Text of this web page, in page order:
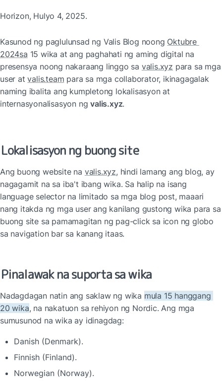
Horizon, Hulyo 4, 2025.
Kasunod ng paglulunsad ng Valis Blog noong Oktubre
2024sa 15 wika at ang paghahati ng aming digital na
presensya noong nakaraang linggo sa valis.xyz para sa mga
user at valis.team para sa mga collaborator, ikinagagalak
naming ibalita ang kumpletong lokalisasyon at
internasyonalisasyon ng valis.xyz.
Lokalisasyon ng buong site
Ang buong website na valis.xyz, hindi lamang ang blog, ay
nagagamit na sa iba't ibang wika. Sa halip na isang
language selector na limitado sa mga blog post, maaari
nang itakda ng mga user ang kanilang gustong wika para sa
buong site sa pamamagitan ng pag-click sa icon ng globo
sa navigation bar sa kanang itaas.
Pinalawak na suporta sa wika
Nadagdagan natin ang saklaw ng wika mula 15 hanggang
20 wika, na nakatuon sa rehiyon ng Nordic. Ang mga
sumusunod na wika ay idinagdag:
Danish (Denmark).
Finnish (Finland).
Norwegian (Norway).